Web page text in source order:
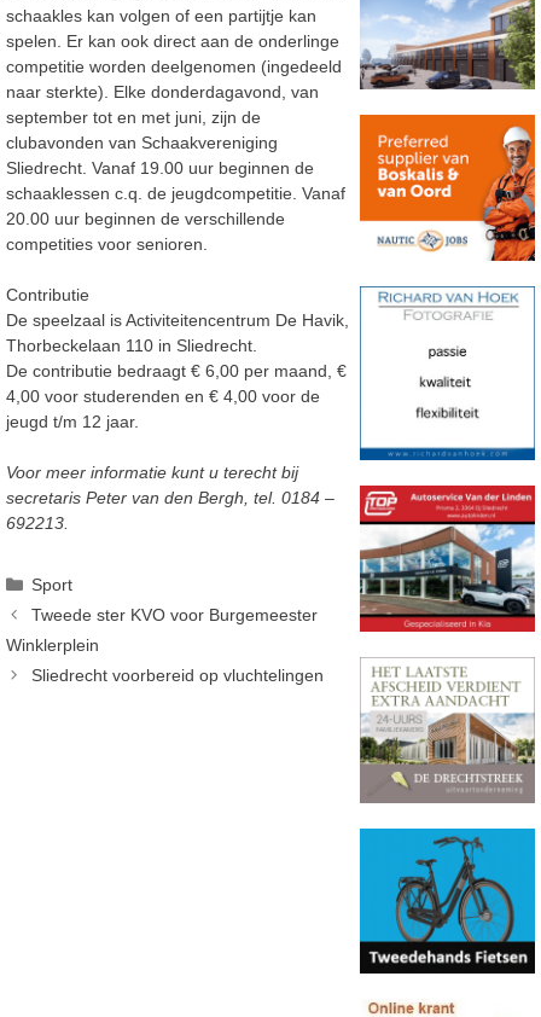
schaakles kan volgen of een partijtje kan
spelen. Er kan ook direct aan de onderlinge
competitie worden deelgenomen (ingedeeld
naar sterkte). Elke donderdagavond, van
september tot en met juni, zijn de
clubavonden van Schaakvereniging
Sliedrecht. Vanaf 19.00 uur beginnen de
schaaklessen c.q. de jeugdcompetitie. Vanaf
20.00 uur beginnen de verschillende
competities voor senioren.
Contributie
De speelzaal is Activiteitencentrum De Havik,
Thorbeckelaan 110 in Sliedrecht.
De contributie bedraagt € 6,00 per maand, €
4,00 voor studerenden en € 4,00 voor de
jeugd t/m 12 jaar.
Voor meer informatie kunt u terecht bij
secretaris Peter van den Bergh, tel. 0184 –
692213.
Categorieën
Sport
Tweede ster KVO voor Burgemeester
Winklerplein
Sliedrecht voorbereid op vluchtelingen